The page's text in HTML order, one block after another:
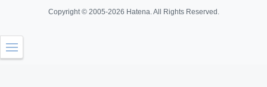
Copyright © 2005-2026 Hatena. All Rights Reserved.